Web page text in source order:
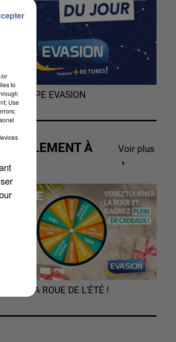
EVASION
À
Voir plus
LA ROUE DE L'ÉTÉ !
or
to
Use